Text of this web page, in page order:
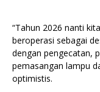
“Tahun 2026 nanti
beroperasi sebagai
dengan pengecatan,
pemasangan lampu
optimistis.